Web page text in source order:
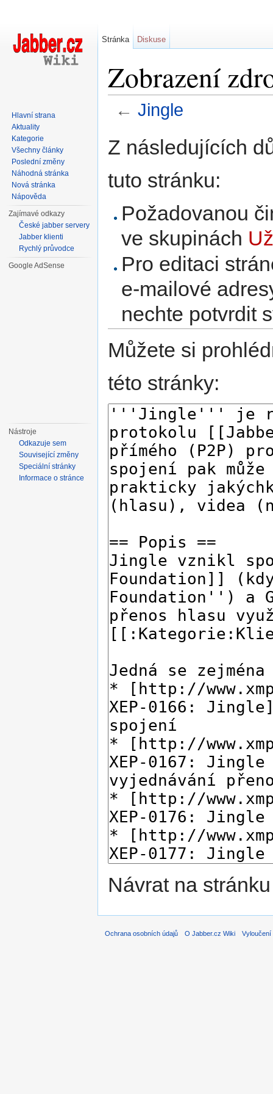
Zobrazení
← Jingle
Z následujících
tuto stránku:
Požadovanou
ve skupinách
Pro editaci
e-mailové
nechte potvrdit
Můžete si
této stránky:
Návrat na stránku
Stránka Diskuse
Hlavní strana
Aktuality
Kategorie
Všechny články
Poslední změny
Náhodná stránka
Nová stránka
Nápověda
Zajímavé odkazy
České jabber servery
Jabber klienti
Rychlý průvodce
Google AdSense
Nástroje
Odkazuje sem
Související změny
Speciální stránky
Informace o stránce
Ochrana osobních údajů O Jabber.cz Wiki Vyloučení